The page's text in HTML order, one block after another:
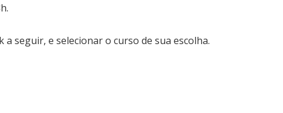
seguir, e selecionar o curso de sua escolha.